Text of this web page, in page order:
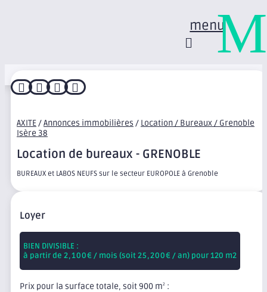
menu
   
AXITE/Annonces immobilières / Location / Bureaux / Grenoble
Isère 38
Location de bureaux - GRENOBLE
BUREAUX et LABOS NEUFS sur le secteur EUROPOLE à Grenoble
Loyer
BIEN DIVISIBLE :
à partir de 2,100€ / mois (soit25,200€ / an) pour 120 m2
Prix pour la surface totale, soit 900 m2 :
M